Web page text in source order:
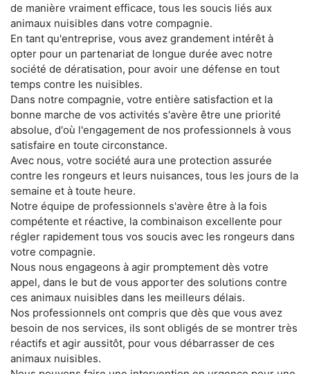
de manière vraiment efficace, tous les soucis liés aux
animaux nuisibles dans votre compagnie.
En tant qu'entreprise, vous avez grandement intérêt à
opter pour un partenariat de longue durée avec notre
société de dératisation, pour avoir une défense en tout
temps contre les nuisibles.
Dans notre compagnie, votre entière satisfaction et la
bonne marche de vos activités s'avère être une priorité
absolue, d'où l'engagement de nos professionnels à vous
satisfaire en toute circonstance.
Avec nous, votre société aura une protection assurée
contre les rongeurs et leurs nuisances, tous les jours de la
semaine et à toute heure.
Notre équipe de professionnels s'avère être à la fois
compétente et réactive, la combinaison excellente pour
régler rapidement tous vos soucis avec les rongeurs dans
votre compagnie.
Nous nous engageons à agir promptement dès votre
appel, dans le but de vous apporter des solutions contre
ces animaux nuisibles dans les meilleurs délais.
Nos professionnels ont compris que dès que vous avez
besoin de nos services, ils sont obligés de se montrer très
réactifs et agir aussitôt, pour vous débarrasser de ces
animaux nuisibles.